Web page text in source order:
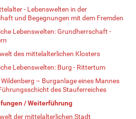
- Lebenswelten in der
und Begegnungen mit dem Fremden
Lebenswelten: Grundherrschaft -
des mittelalterlichen Klosters
Lebenswelten: Burg - Rittertum
Wildenberg – Burganlage eines Mannes
des Stauferreiches
/ Weiterführung
der mittelalterlichen Stadt